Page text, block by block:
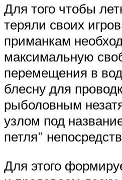
Для того чтобы
теряли своих
приманкам
максимальную
перемещения в
блесну для
рыболовным
узлом под
петля”
Для этого